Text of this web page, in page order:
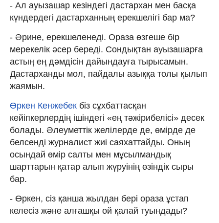
- Ал ауызашар кезіндегі дастархан мен басқа
күндердегі дастарханның ерекшелігі бар ма?
- Әрине, ерекшеленеді. Ораза өзгеше бір
мерекелік әсер береді. Сондықтан ауызашарға
астың ең дәмдісін дайындауға тырысамын.
Дастарханды мол, пайдалы азыққа толы қылып
жаямын.
Өркен Кенжебек біз сұхбаттасқан
кейіпкерлердің ішіндегі «ең тәжірибелісі» десек
болады. Әлеуметтік желілерде де, өмірде де
белсенді журналист жиі саяхаттайды. Оның
осындай өмір салты мен мұсылмандық
шарттарын қатар алып жүруінің өзіндік сыры
бар.
- Өркен, сіз қанша жылдан бері ораза ұстап
келесіз және алғашқы ой қалай туындады?